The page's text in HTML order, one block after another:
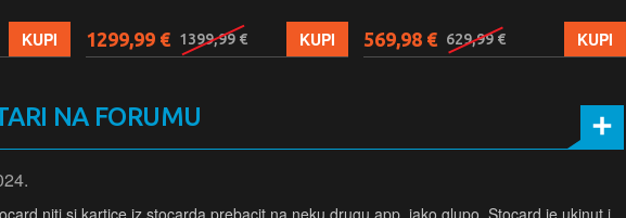
KUPI 1299,99 € 1399,99 € KUPI 569,98 € 629,99 € KUPI
NA FORUMU
niti si kartice iz stocarda prebacit na neku drugu app, jako glupo..Stocard je ukinut i